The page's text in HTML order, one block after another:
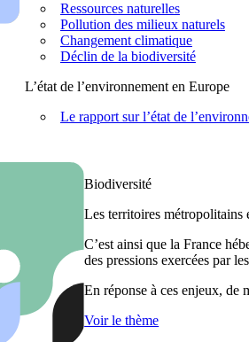
Ressources naturelles
Pollution des milieux naturels
Changement climatique
Déclin de la biodiversité
L’état de l’environnement en Europe
Le rapport sur l’état de
Biodiversité
Les territoires métropolitains
C’est ainsi que la France
des pressions exercées par
En réponse à ces enjeux, de
Voir le thème